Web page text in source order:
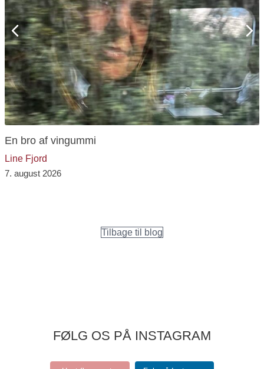
En bro af vingummi
Line Fjord
7. august 2026
Previous
Tilbage til blog
FØLG OS PÅ INSTAGRAM